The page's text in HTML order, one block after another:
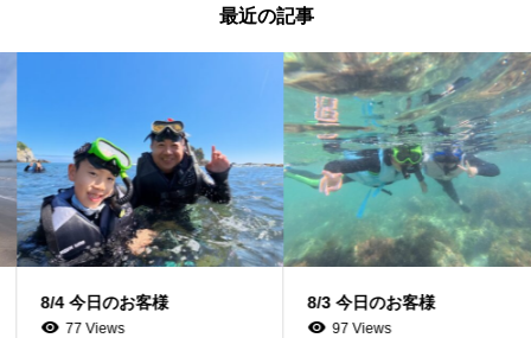
最近の記事
8/4 今日のお客様
77 Views
8/3 今日のお客様
97 Views